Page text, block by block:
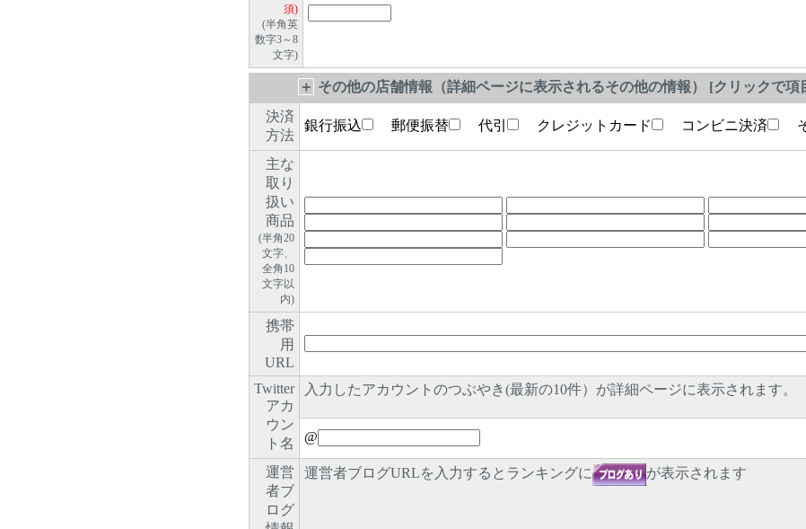
須)
(半角英
数字3～8
文字)
＋ その他の店舗情報（詳細ページに表示されるその他の情報） [クリックで項
決済
方法
銀行振込 郵便振替 代引 クレジットカード コンビニ決済
主な
取り
扱い
商品
(半角20
文字、
全角10
文字以
内)
携帯
用
URL
Twitter
アカ
ウン
ト名
入力したアカウントのつぶやき(最新の10件）が詳細ページに表示されます。
@
運営
者ブ
ログ
運営者ブログURLを入力するとランキングに が表示されます